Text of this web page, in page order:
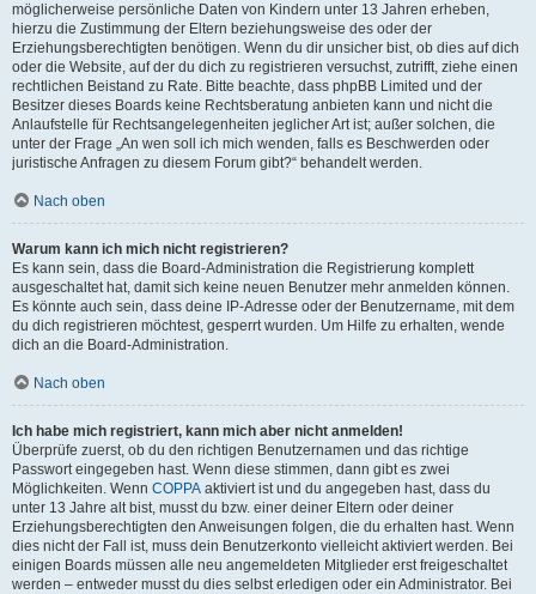
möglicherweise persönliche Daten von Kindern unter 13 Jahren erheben,
hierzu die Zustimmung der Eltern beziehungsweise des oder der
Erziehungsberechtigten benötigen. Wenn du dir unsicher bist, ob dies auf dich
oder die Website, auf der du dich zu registrieren versuchst, zutrifft, ziehe einen
rechtlichen Beistand zu Rate. Bitte beachte, dass phpBB Limited und der
Besitzer dieses Boards keine Rechtsberatung anbieten kann und nicht die
Anlaufstelle für Rechtsangelegenheiten jeglicher Art ist; außer solchen, die
unter der Frage „An wen soll ich mich wenden, falls es Beschwerden oder
juristische Anfragen zu diesem Forum gibt?“ behandelt werden.
Nach oben
Warum kann ich mich nicht registrieren?
Es kann sein, dass die Board-Administration die Registrierung komplett
ausgeschaltet hat, damit sich keine neuen Benutzer mehr anmelden können.
Es könnte auch sein, dass deine IP-Adresse oder der Benutzername, mit dem
du dich registrieren möchtest, gesperrt wurden. Um Hilfe zu erhalten, wende
dich an die Board-Administration.
Nach oben
Ich habe mich registriert, kann mich aber nicht anmelden!
Überprüfe zuerst, ob du den richtigen Benutzernamen und das richtige
Passwort eingegeben hast. Wenn diese stimmen, dann gibt es zwei
Möglichkeiten. Wenn COPPA aktiviert ist und du angegeben hast, dass du
unter 13 Jahre alt bist, musst du bzw. einer deiner Eltern oder deiner
Erziehungsberechtigten den Anweisungen folgen, die du erhalten hast. Wenn
dies nicht der Fall ist, muss dein Benutzerkonto vielleicht aktiviert werden. Bei
einigen Boards müssen alle neu angemeldeten Mitglieder erst freigeschaltet
werden – entweder musst du dies selbst erledigen oder ein Administrator. Bei